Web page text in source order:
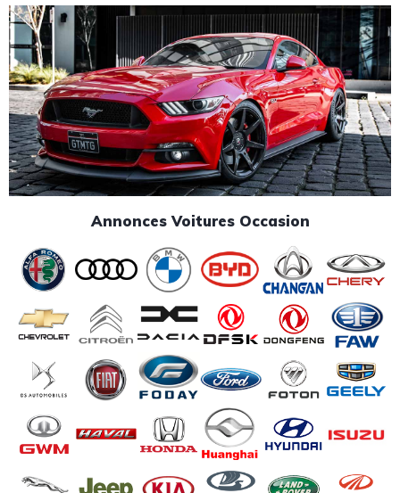
Annonces Voitures Occasion